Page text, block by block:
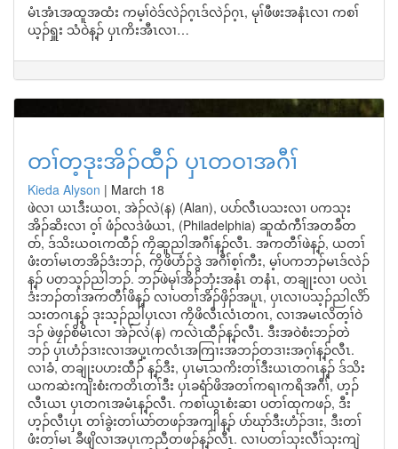
မံၤအံၤအထူအထံး ကမ့ၢ်ဝဲဒ်လဲၣ်ဂ့ၤဒ်လဲၣ်ဂ့ၤ, မုၢ်ဖီဖးအနံၤလၢ ကစၢ်
ယ့ၣ်ရှူး သံဝဲန့ၣ် ပှၤကိးအီၤလၢ…
တၢ်တ့ဒုးအိၣ်ထီၣ် ပှၤတဝၢအဂီၢ်
Kieda Alyson | March 18
ဖဲလၢ ယၤဒီးယဝၤ, အဲၣ်လဲ(န) (Alan), ပပာ်လီၤပသးလၢ ပကသုး
အိၣ်ဆိးလၢ ဝ့ၢ် ဖံၣ်လဒဲဖံယၤ, (Philadelphia) ဆူထံကီၢ်အတခီတ
ဝာ်, ဒ်သိးယဝၤကထီၣ် ကၠိဆူညါအဂီၢ်န့ၣ်လီၤ. အကတီၢ်ဖဲန့ၣ်, ယတၢ်
ဖံးတၢ်မၤတအိၣ်ဒံးဘၣ်, ကၠိဖိဟံၣ်ဒွဲ အဂီၢ်စ့ၢ်ကီး, မ့ၢ်ပကဘၣ်မၤဒ်လဲၣ်
န့ၣ် ပတသ့ၣ်ညါဘၣ်. ဘၣ်ဖဲမုၢ်အိၣ်ဘှံးအနံၤ တနံၤ, တချုးလၢ ပလဲၤ
ဒံးဘၣ်တၢ်အကတီၢ်ဖိန့ၣ် လၢပတၢ်အိၣ်ဖှိၣ်အပူၤ, ပှၤလၢပသ့ၣ်ညါလိာ်
သးတဂၤန့ၣ် ဒုးသ့ၣ်ညါပှၤလၢ ကၠိဖိလီၤလံၤတဂၤ, လၢအမၤလိတ့ၢ်ဝဲ
ဒၣ် ဖဲဖၠၣ်စိမိၤလၢ အဲၣ်လဲ(န) ကလဲၤထီၣ်န့ၣ်လီၤ. ဒီးအဝဲစံးဘၣ်တဲ
ဘၣ် ပှၤဟံၣ်ဒၢးလၢအပှ့ၤကလံၤအကြၢးအဘၣ်တဒၢးအဂ့ၢ်န့ၣ်လီၤ.
လၢခံ, တချုးပဟးထီၣ် န့ၣ်ဒီး, ပှၤမၤသကိးတၢ်ဒီးယၤတဂၤန့ၣ် ဒ်သိး
ယကဆဲးကျိးစံးကတိၤတၢ်ဒီး ပှၤခရံာ်ဖိအတၢ်ကရၢကရိအဂီၢ်, ဟ့ၣ်
လီၤယၤ ပှၤတဂၤအမံၤန့ၣ်လီၤ. ကစၢ်ယွၤစံးဆၢ ပတၢ်ထုကဖၣ်, ဒီး
ဟ့ၣ်လီၤပှၤ တၢ်ခွဲးတၢ်ယာ်တဖၣ်အကျါန့ၣ် ပာ်ဃုာ်ဒီးဟံၣ်ဒၢး, ဒီးတၢ်
ဖံးတၢ်မၤ ခီဖျိလၢအပှၤကညီတဖၣ်န့ၣ်လီၤ. လၢပတၢ်သုးလီၢ်သုးကျဲ